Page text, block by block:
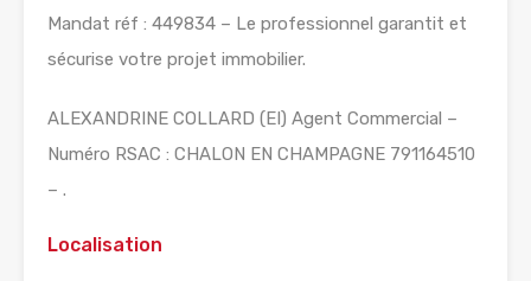
Mandat réf : 449834 – Le professionnel garantit et
sécurise votre projet immobilier.
ALEXANDRINE COLLARD (EI) Agent Commercial –
Numéro RSAC : CHALON EN CHAMPAGNE 791164510
– .
Localisation